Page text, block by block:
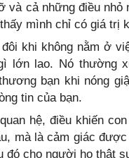
và cả những điều nhỏ
mình chỉ có giá trị
khi không nằm ở
lớn lao. Nó thường
bạn khi nóng
tin của bạn.
hệ, điều khiến
mà là cảm giác
đó cho người họ thật